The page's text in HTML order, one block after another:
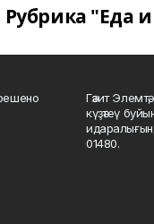
Рубрика "Еда
Гәзит
күҙәтеү
01480.